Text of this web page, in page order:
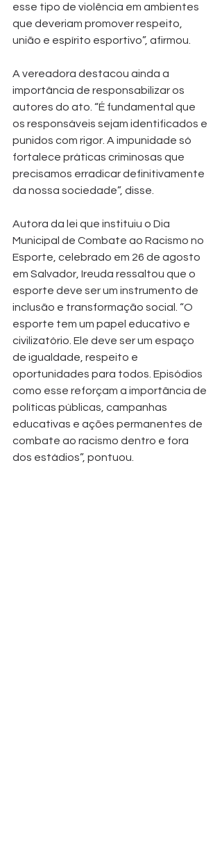
esse tipo de violência em ambientes
que deveriam promover respeito,
união e espírito esportivo”, afirmou.
A vereadora destacou ainda a
importância de responsabilizar os
autores do ato. “É fundamental que
os responsáveis sejam identificados e
punidos com rigor. A impunidade só
fortalece práticas criminosas que
precisamos erradicar definitivamente
da nossa sociedade”, disse.
Autora da lei que instituiu o Dia
Municipal de Combate ao Racismo no
Esporte, celebrado em 26 de agosto
em Salvador, Ireuda ressaltou que o
esporte deve ser um instrumento de
inclusão e transformação social. “O
esporte tem um papel educativo e
civilizatório. Ele deve ser um espaço
de igualdade, respeito e
oportunidades para todos. Episódios
como esse reforçam a importância de
políticas públicas, campanhas
educativas e ações permanentes de
combate ao racismo dentro e fora
dos estádios”, pontuou.